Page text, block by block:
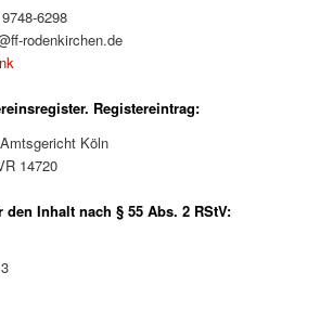
6298
rodenkirchen.de
Registereintrag:
Köln
14720
Inhalt nach § 55 Abs. 2 RStV: